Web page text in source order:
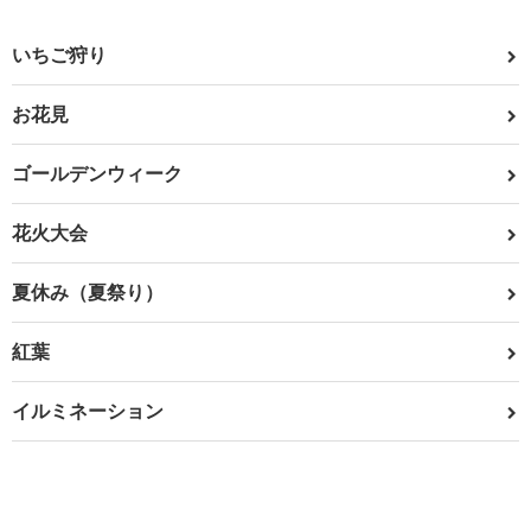
いちご狩り
お花見
ゴールデンウィーク
花火大会
夏休み（夏祭り）
紅葉
イルミネーション